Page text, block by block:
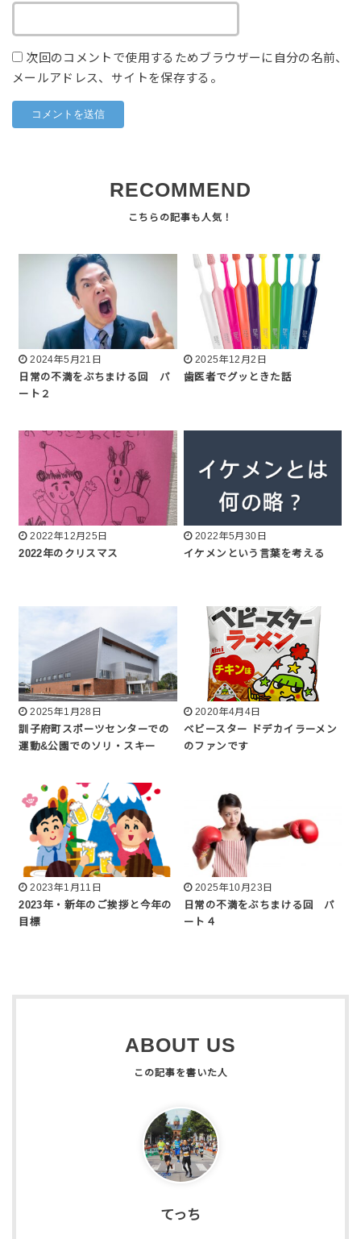
次回のコメントで使用するためブラウザーに自分の名前、
メールアドレス、サイトを保存する。
RECOMMEND
2024年5月21日
日常の不満をぶちまける回 パ
ート２
2025年12月2日
歯医者でグッときた話
2022年12月25日
2022年のクリスマス
2022年5月30日
イケメンという言葉を考える
2025年1月28日
訓子府町スポーツセンターでの
運動&公園でのソリ・スキー
2020年4月4日
ベビースター ドデカイラーメン
のファンです
2023年1月11日
2023年・新年のご挨拶と今年の
目標
2025年10月23日
日常の不満をぶちまける回 パ
ート４
ABOUT US
てっち